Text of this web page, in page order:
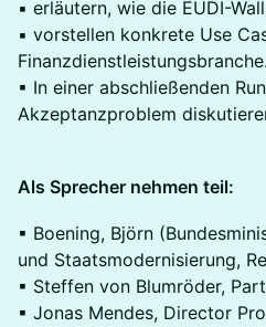
▪ erläutern, wie die EUDI-
▪ vorstellen konkrete Use
Finanzdienstleistungsbranche.
▪ In einer abschließenden
Akzeptanzproblem
Als Sprecher nehmen teil:
▪ Boening, Björn
und Staatsmodernisierung,
▪ Steffen von Blumröder,
▪ Jonas Mendes, Director